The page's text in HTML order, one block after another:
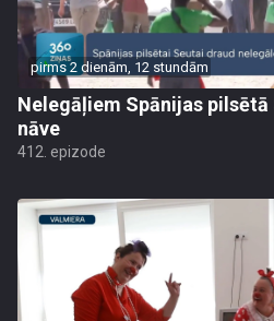
pirms 2 dienām, 12 stundām
Nelegāļiem Spānijas pilsētā
nāve
412. epizode